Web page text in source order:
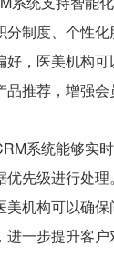
分制度、个性
，医美机构
推荐，增强
系统能够实
先级进行处
美机构可以确
进一步提升客